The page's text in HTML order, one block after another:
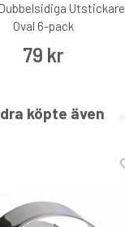
Utstickare
Oval 6-pack
79 kr
köpte även